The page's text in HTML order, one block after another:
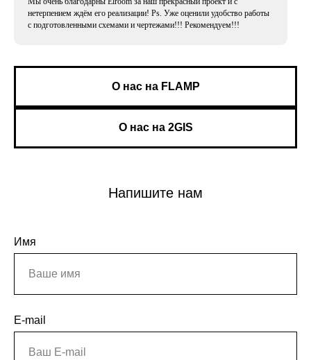
нетерпением ждём его реализации! Ps. Уже оценили удобство работы
с подготовленными схемами и чертежами!!! Рекомендуем!!!
О нас на FLAMP
О нас на 2GIS
Напишите нам
Имя
E-mail